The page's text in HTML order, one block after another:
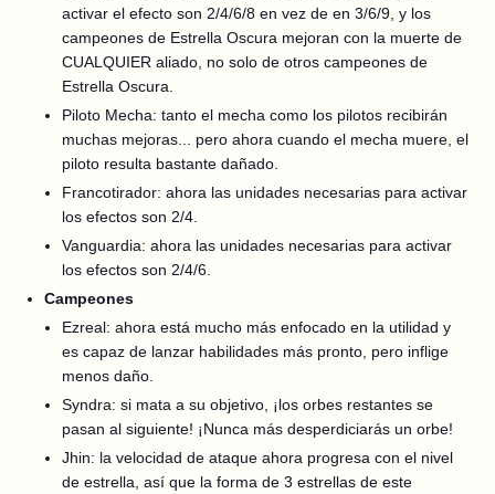
activar el efecto son 2/4/6/8 en vez de en 3/6/9, y los
campeones de Estrella Oscura mejoran con la muerte de
CUALQUIER aliado, no solo de otros campeones de
Estrella Oscura.
Piloto Mecha: tanto el mecha como los pilotos recibirán
muchas mejoras... pero ahora cuando el mecha muere, el
piloto resulta bastante dañado.
Francotirador: ahora las unidades necesarias para activar
los efectos son 2/4.
Vanguardia: ahora las unidades necesarias para activar
los efectos son 2/4/6.
Campeones
Ezreal: ahora está mucho más enfocado en la utilidad y
es capaz de lanzar habilidades más pronto, pero inflige
menos daño.
Syndra: si mata a su objetivo, ¡los orbes restantes se
pasan al siguiente! ¡Nunca más desperdiciarás un orbe!
Jhin: la velocidad de ataque ahora progresa con el nivel
de estrella, así que la forma de 3 estrellas de este